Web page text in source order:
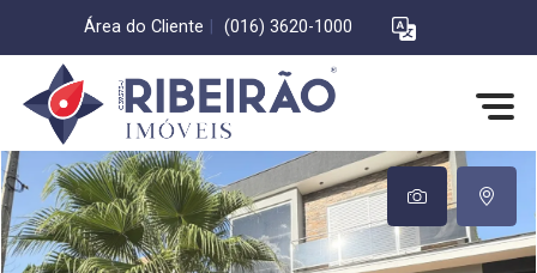
Área do Cliente (016) 3620-1000